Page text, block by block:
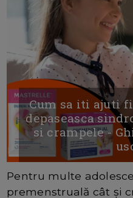
Cum sa iti ajuti
depaseasca
si crampele -
Pentru multe
premenstruală cât și